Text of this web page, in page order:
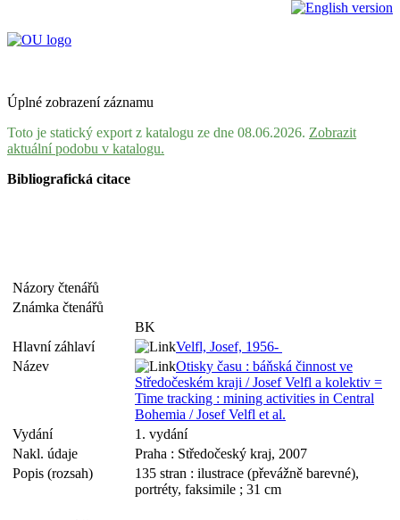
Úplné zobrazení záznamu
Toto je statický export z katalogu ze dne 08.06.2026. Zobrazit
aktuální podobu v katalogu.
Bibliografická citace
Názory čtenářů
Známka čtenářů
BK
Hlavní záhlaví
Velfl, Josef, 1956-
Název
Otisky času : báňská činnost ve
Středočeském kraji / Josef Velfl a kolektiv =
Time tracking : mining activities in Central
Bohemia / Josef Velfl et al.
Vydání
1. vydání
Nakl. údaje
Praha : Středočeský kraj, 2007
Popis (rozsah)
135 stran : ilustrace (převážně barevné),
portréty, faksimile ; 31 cm